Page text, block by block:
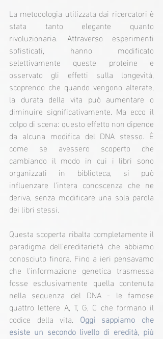
La metodologia utilizzata dai ricercatori è
stata tanto elegante quanto
rivoluzionaria. Attraverso esperimenti
sofisticati, hanno modificato
selettivamente queste proteine e
osservato gli effetti sulla longevità,
scoprendo che quando vengono alterate,
la durata della vita può aumentare o
diminuire significativamente. Ma ecco il
colpo di scena: questo effetto non dipende
da alcuna modifica del DNA stesso. È
come se avessero scoperto che
cambiando il modo in cui i libri sono
organizzati in biblioteca, si può
influenzare l'intera conoscenza che ne
deriva, senza modificare una sola parola
dei libri stessi.
Questa scoperta ribalta completamente il
paradigma dell'ereditarietà che abbiamo
conosciuto finora. Fino a ieri pensavamo
che l'informazione genetica trasmessa
fosse esclusivamente quella contenuta
nella sequenza del DNA - le famose
quattro lettere A, T, G, C che formano il
codice della vita. Oggi sappiamo che
esiste un secondo livello di eredità, più